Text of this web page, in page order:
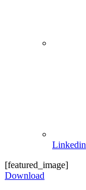
Linkedin
[featured_image]
Download